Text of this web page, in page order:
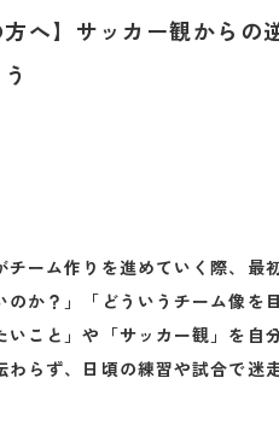
方へ】サッカー観から
チーム作りを進めていく際、最
のか？」「どういうチーム像を
いこと」や「サッカー観」を自
わらず、日頃の練習や試合で迷